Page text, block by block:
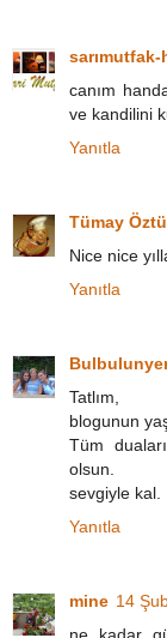
sarımutfak-
canım
ve kandilini
Yanıtla
Tümay
Nice nice
Yanıtla
Tatlım,
blogunun
Tüm
olsun.
sevgiyle kal.
Yanıtla
mine 14
ne kadar